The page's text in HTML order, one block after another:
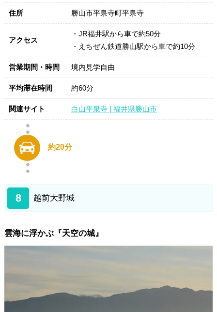
住所 勝山市平泉寺町平泉寺
アクセス
・JR福井駅から車で約50分
・えちぜん鉄道勝山駅から車で約10分
営業期間・時間 境内見学自由
平均滞在時間 約60分
関連サイト 白山平泉寺 | 福井県勝山市
約20分
8 越前大野城
雲海に浮かぶ『天空の城』